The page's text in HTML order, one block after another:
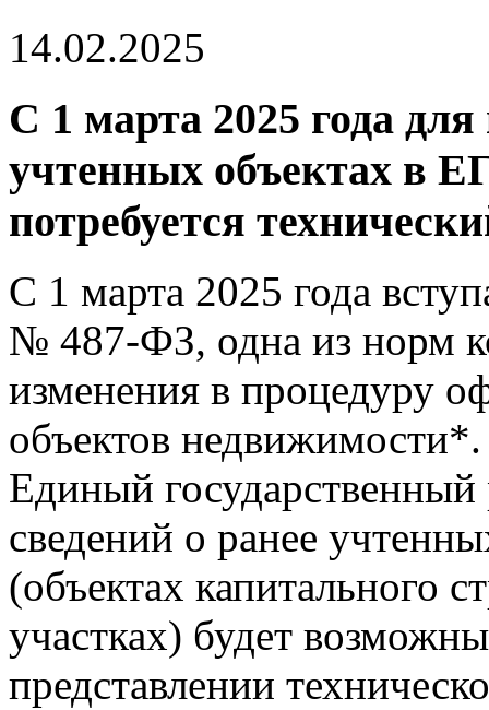
14.02.2025
С 1 марта 2025 года
учтенных объектах в
потребуется
С 1 марта 2025 года
№ 487-ФЗ, одна из норм
изменения в процедуру
объектов
Единый
сведений о ранее
(объектах капитального
участках) будет
представлении